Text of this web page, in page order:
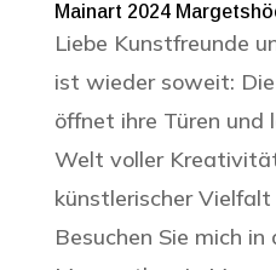
Mainart 2024
Liebe Kunstfreunde
ist wieder soweit:
öffnet ihre Türen und
Welt voller
künstlerischer
Besuchen Sie mich in